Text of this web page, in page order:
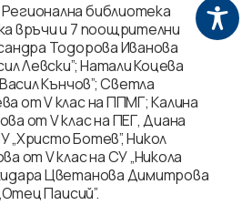
библиотека
връчи и 7 поощрителни
Тодорова Иванова
Левски”; Натали Коцева
Кънчов”; Светла
от V клас на ППМГ; Калина
от V клас на ПЕГ, Диана
„Христо Ботев”, Никол
от V клас на СУ „Никола
Цветанова Димитрова
Паисий”.